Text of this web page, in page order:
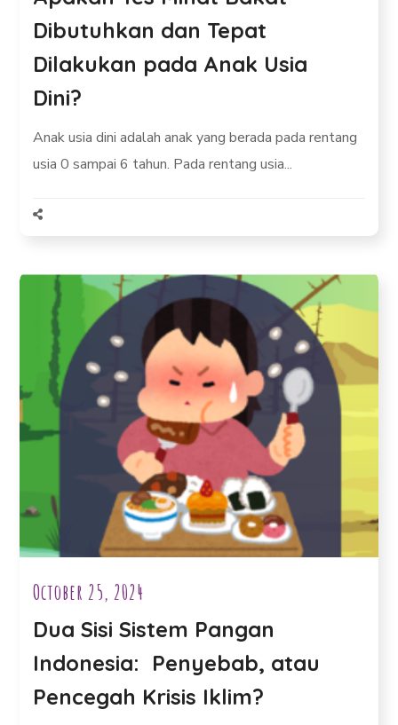
Dibutuhkan dan Tepat
Dilakukan pada Anak Usia
Dini?
Anak usia dini adalah anak yang berada pada rentang
usia 0 sampai 6 tahun. Pada rentang usia...
October 25, 2024
Dua Sisi Sistem Pangan
Indonesia: Penyebab, atau
Pencegah Krisis Iklim?